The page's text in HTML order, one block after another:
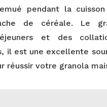
pendant la
de céréale. Le
et des
il est une excellente
réussir votre granola